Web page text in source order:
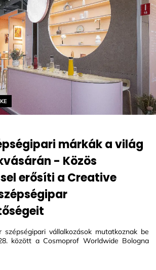
márkák a világ
- Közös
erősíti a Creative
szépségipari vállalkozások mutatkoznak be
között a Cosmoprof Worldwide Bologna